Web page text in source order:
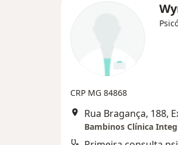
CRP MG 84868
Rua Bragança, 188,
Bambinos Clínica